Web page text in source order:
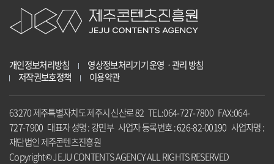
개인정보처리방침
영상정보처리기기 운영ㆍ관리 방침
저작권보호정책
이용약관
63270 제주특별자치도 제주시 신산로 82 TEL:064-727-7800 FAX:064-
727-7900 대표자 성명 : 강민부 사업자 등록번호 : 626-82-00190 사업자명 :
재단법인 제주콘텐츠진흥원
Copyright© JEJU CONTENTS AGENCY ALL RIGHTS RESERVED